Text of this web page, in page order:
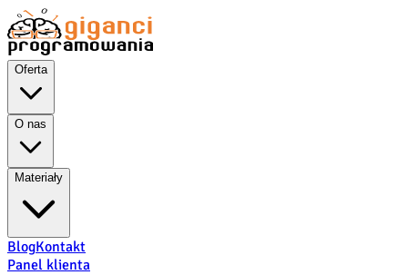
Oferta
O nas
Materiały
BlogKontakt
Panel klienta